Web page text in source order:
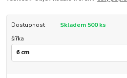
Dostupnost
Skladem 500 ks
šířka